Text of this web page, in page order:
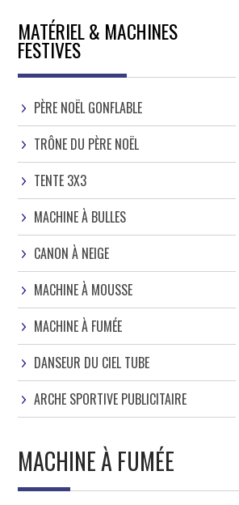
MATÉRIEL & MACHINES
FESTIVES
PÈRE NOËL GONFLABLE
TRÔNE DU PÈRE NOËL
TENTE 3X3
MACHINE À BULLES
CANON À NEIGE
MACHINE À MOUSSE
MACHINE À FUMÉE
DANSEUR DU CIEL TUBE
ARCHE SPORTIVE PUBLICITAIRE
MACHINE À FUMÉE